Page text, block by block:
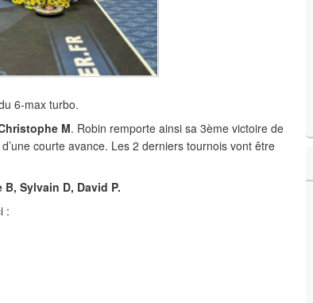
6-max turbo.
M. Robin remporte ainsi sa 3ème victoire de
courte avance. Les 2 derniers tournois vont être
B, Sylvain D, David P.
: